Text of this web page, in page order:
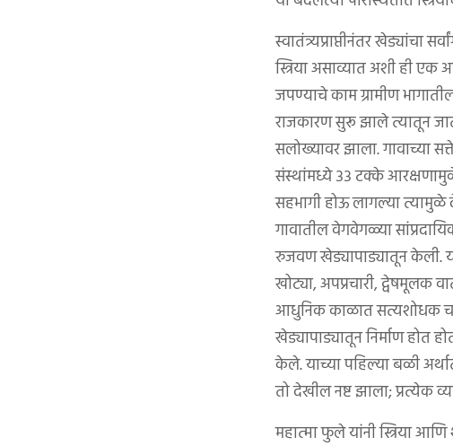
स्वातंत्र्यप्राप्तीनंतर खेड्यांचा
स्त्रिया असाव्यात अशी ही एक
जपण्याचे काम ग्रामीण
राजकारण सुरू झाले त्यातून
सलोख्यावर झाला. गावाच्या
संस्थांमध्ये ३३ टक्के
सहभागी होऊ लागल्या त्यामुळे
गावातील वेगवेगळ्या
रुजवण खेड्यापाड्यातून केली.
खोट्या, अपप्रचारी, द्वेषमूलक
आधुनिक काळात सत्यशोधक
खेड्यापाड्यातून निर्माण होत
केले. याच्या पहिल्या बळी
तो देखील नष्ट झाला; प्रत्येक
महात्मा फुले यांनी स्त्रिया